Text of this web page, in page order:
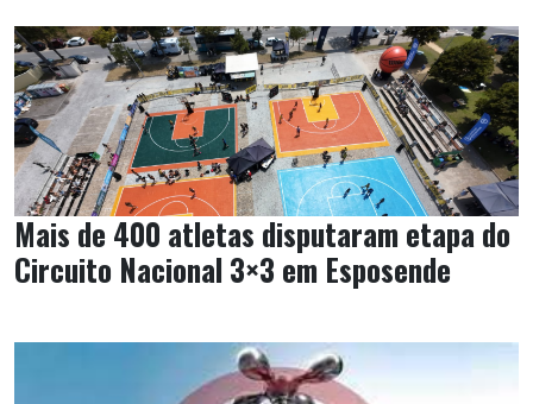
Mais de 400 atletas disputaram etapa do
Circuito Nacional 3×3 em Esposende